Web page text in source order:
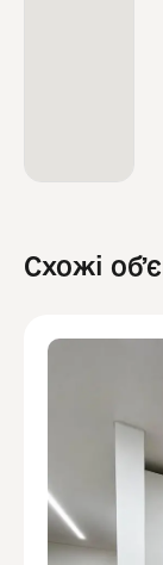
Схожі